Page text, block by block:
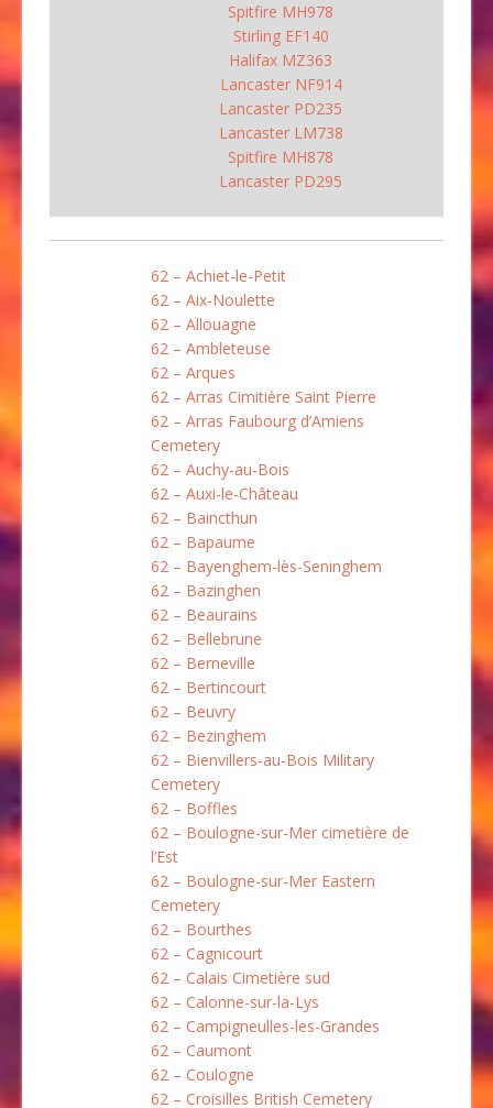
Spitfire MH978
Stirling EF140
Halifax MZ363
Lancaster NF914
Lancaster PD235
Lancaster LM738
Spitfire MH878
Lancaster PD295
62 – Achiet-le-Petit
62 – Aix-Noulette
62 – Allouagne
62 – Ambleteuse
62 – Arques
62 – Arras Cimitière Saint Pierre
62 – Arras Faubourg d’Amiens
Cemetery
62 – Auchy-au-Bois
62 – Auxi-le-Château
62 – Baincthun
62 – Bapaume
62 – Bayenghem-lès-Seninghem
62 – Bazinghen
62 – Beaurains
62 – Bellebrune
62 – Berneville
62 – Bertincourt
62 – Beuvry
62 – Bezinghem
62 – Bienvillers-au-Bois Military
Cemetery
62 – Boffles
62 – Boulogne-sur-Mer cimetière de
l’Est
62 – Boulogne-sur-Mer Eastern
Cemetery
62 – Bourthes
62 – Cagnicourt
62 – Calais Cimetière sud
62 – Calonne-sur-la-Lys
62 – Campigneulles-les-Grandes
62 – Caumont
62 – Coulogne
62 – Croisilles British Cemetery